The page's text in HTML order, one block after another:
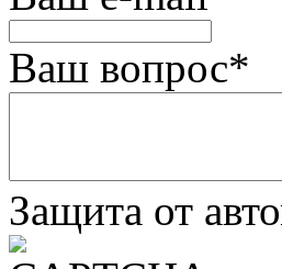
Ваш вопрос*
Защита от